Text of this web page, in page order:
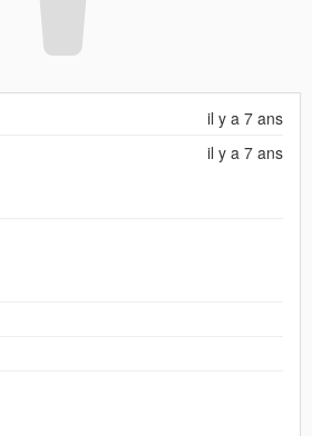
il y a 7 ans
il y a 7 ans